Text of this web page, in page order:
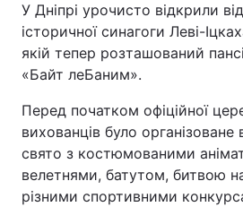
Київ
Дніпро
Одеса
Спорт
У Дніпрі урочисто відкрили
історичної синагоги Леві-
якій тепер розташований
«Байт леБаним».
Перед початком офіційної
вихованців було
свято з костюмованими
велетнями, батутом, битвою
різними спортивними